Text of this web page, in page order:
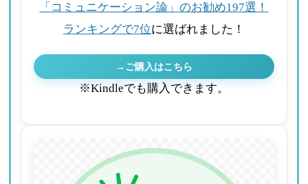
「コミュニケーション論」のお勧め197選！
ランキングで7位に選ばれました！
→ご購入はこちら
※Kindleでも購入できます。